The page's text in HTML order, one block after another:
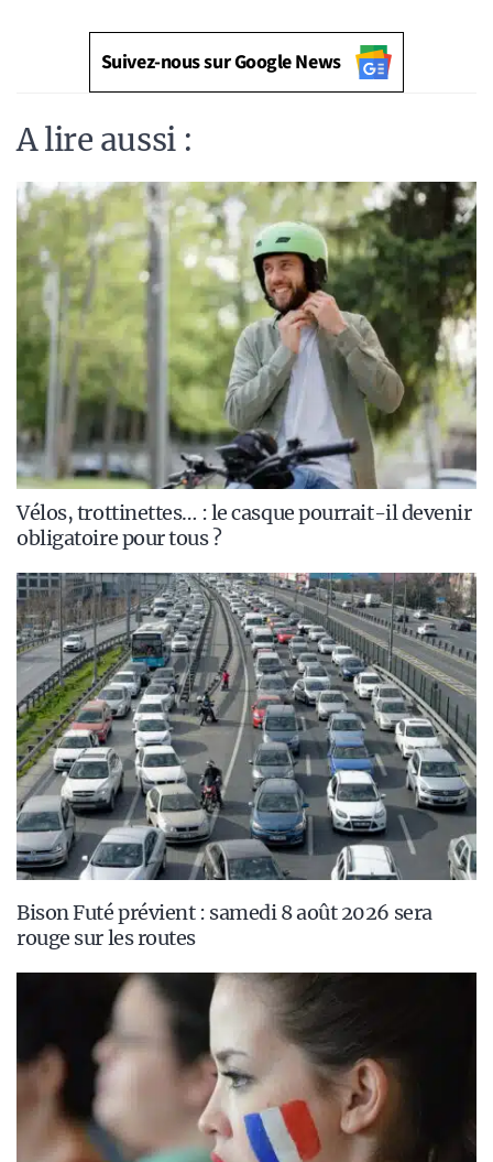
Suivez-nous sur Google News
A lire aussi :
Vélos, trottinettes… : le casque pourrait-il devenir
obligatoire pour tous ?
Bison Futé prévient : samedi 8 août 2026 sera
rouge sur les routes